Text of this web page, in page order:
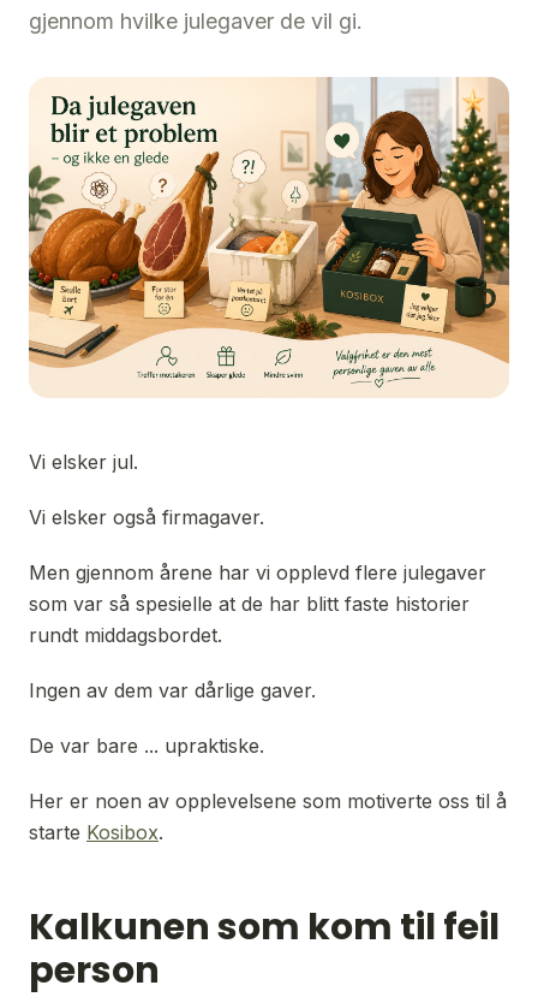
gjennom hvilke julegaver de vil gi.
Vi elsker jul.
Vi elsker også firmagaver.
Men gjennom årene har vi opplevd flere julegaver
som var så spesielle at de har blitt faste historier
rundt middagsbordet.
Ingen av dem var dårlige gaver.
De var bare ... upraktiske.
Her er noen av opplevelsene som motiverte oss til å
starte Kosibox.
Kalkunen som kom til feil
person